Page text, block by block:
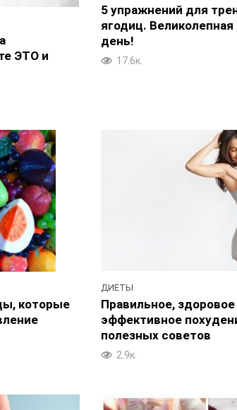
ЭТО и
5 упражнений для
ягодиц. Великолепная
день!
17.6к.
которые
ДИЕТЫ
Правильное, здоровое
эффективное
полезных советов
2.9к.